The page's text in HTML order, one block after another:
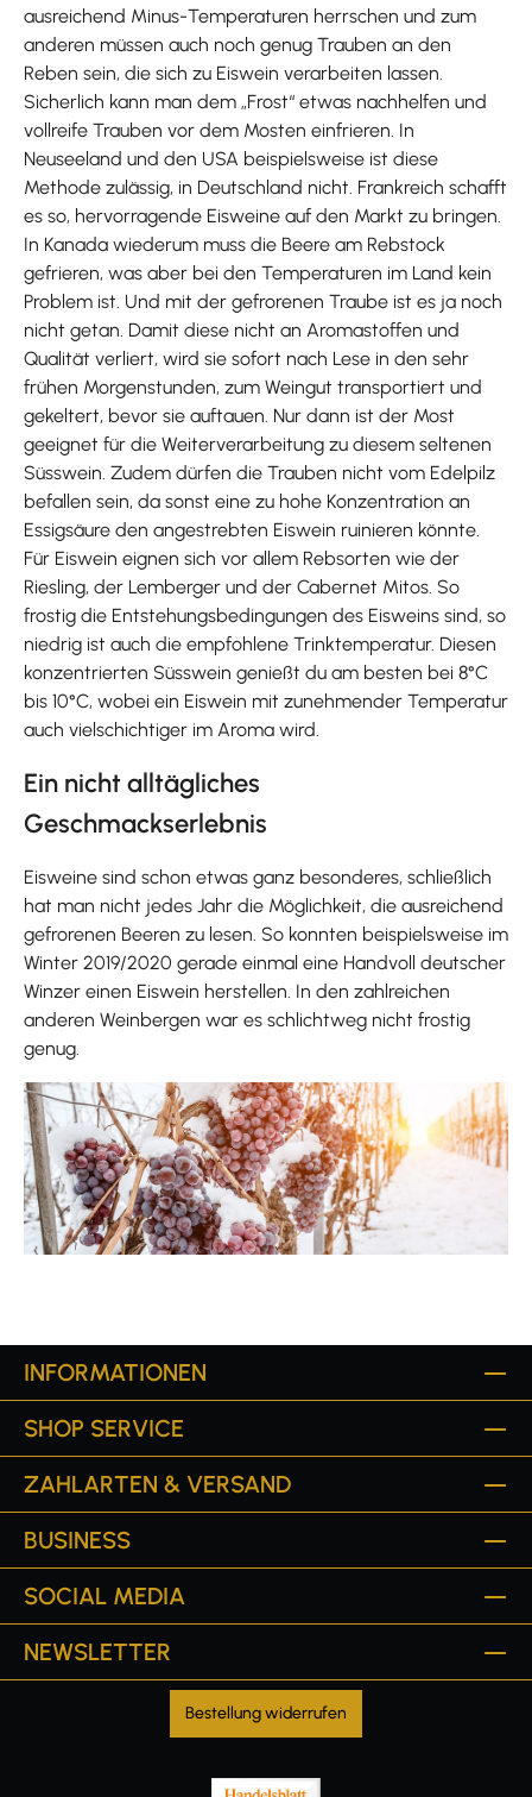
ausreichend Minus-Temperaturen herrschen und zum
anderen müssen auch noch genug Trauben an den
Reben sein, die sich zu Eiswein verarbeiten lassen.
Sicherlich kann man dem „Frost“ etwas nachhelfen und
vollreife Trauben vor dem Mosten einfrieren. In
Neuseeland und den USA beispielsweise ist diese
Methode zulässig, in Deutschland nicht. Frankreich schafft
es so, hervorragende Eisweine auf den Markt zu bringen.
In Kanada wiederum muss die Beere am Rebstock
gefrieren, was aber bei den Temperaturen im Land kein
Problem ist. Und mit der gefrorenen Traube ist es ja noch
nicht getan. Damit diese nicht an Aromastoffen und
Qualität verliert, wird sie sofort nach Lese in den sehr
frühen Morgenstunden, zum Weingut transportiert und
gekeltert, bevor sie auftauen. Nur dann ist der Most
geeignet für die Weiterverarbeitung zu diesem seltenen
Süsswein. Zudem dürfen die Trauben nicht vom Edelpilz
befallen sein, da sonst eine zu hohe Konzentration an
Essigsäure den angestrebten Eiswein ruinieren könnte.
Für Eiswein eignen sich vor allem Rebsorten wie der
Riesling, der Lemberger und der Cabernet Mitos. So
frostig die Entstehungsbedingungen des Eisweins sind, so
niedrig ist auch die empfohlene Trinktemperatur. Diesen
konzentrierten Süsswein genießt du am besten bei 8°C
bis 10°C, wobei ein Eiswein mit zunehmender Temperatur
auch vielschichtiger im Aroma wird.
Ein nicht alltägliches
Geschmackserlebnis
Eisweine sind schon etwas ganz besonderes, schließlich
hat man nicht jedes Jahr die Möglichkeit, die ausreichend
gefrorenen Beeren zu lesen. So konnten beispielsweise im
Winter 2019/2020 gerade einmal eine Handvoll deutscher
Winzer einen Eiswein herstellen. In den zahlreichen
anderen Weinbergen war es schlichtweg nicht frostig
genug.
INFORMATIONEN
SHOP SERVICE
ZAHLARTEN & VERSAND
BUSINESS
SOCIAL MEDIA
NEWSLETTER
Bestellung widerrufen